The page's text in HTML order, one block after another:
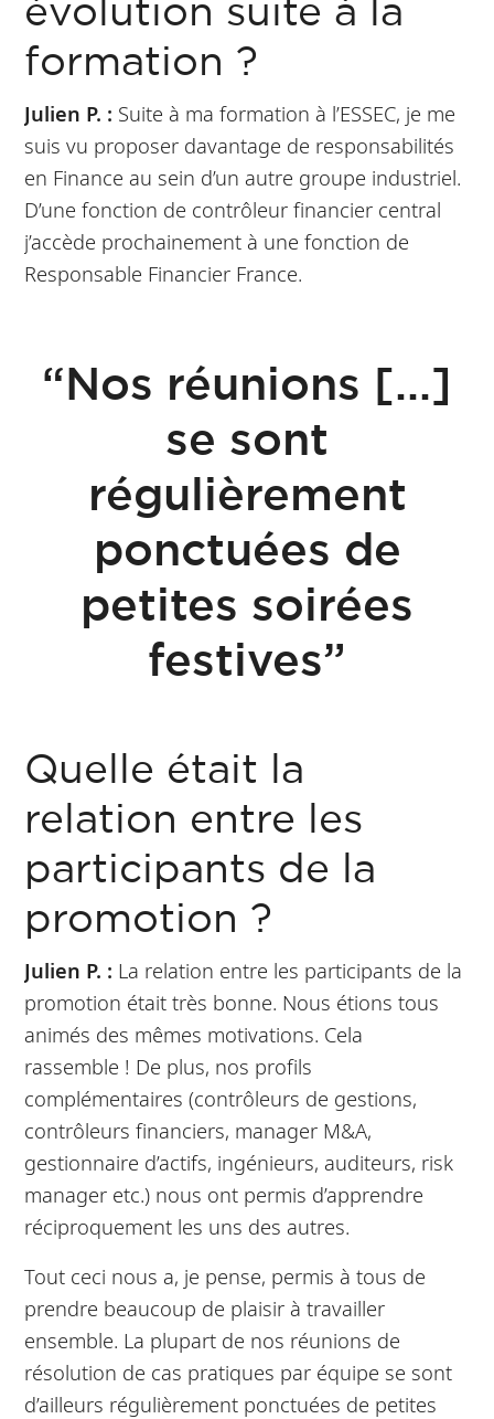
évolution suite à la
formation ?
Julien P. : Suite à ma formation à l’ESSEC, je me
suis vu proposer davantage de responsabilités
en Finance au sein d’un autre groupe industriel.
D’une fonction de contrôleur financier central
j’accède prochainement à une fonction de
Responsable Financier France.
“Nos réunions [...]
se sont
régulièrement
ponctuées de
petites soirées
festives”
Quelle était la
relation entre les
participants de la
promotion ?
Julien P. : La relation entre les participants de la
promotion était très bonne. Nous étions tous
animés des mêmes motivations. Cela
rassemble ! De plus, nos profils
complémentaires (contrôleurs de gestions,
contrôleurs financiers, manager M&A,
gestionnaire d’actifs, ingénieurs, auditeurs, risk
manager etc.) nous ont permis d’apprendre
réciproquement les uns des autres.
Tout ceci nous a, je pense, permis à tous de
prendre beaucoup de plaisir à travailler
ensemble. La plupart de nos réunions de
résolution de cas pratiques par équipe se sont
d’ailleurs régulièrement ponctuées de petites